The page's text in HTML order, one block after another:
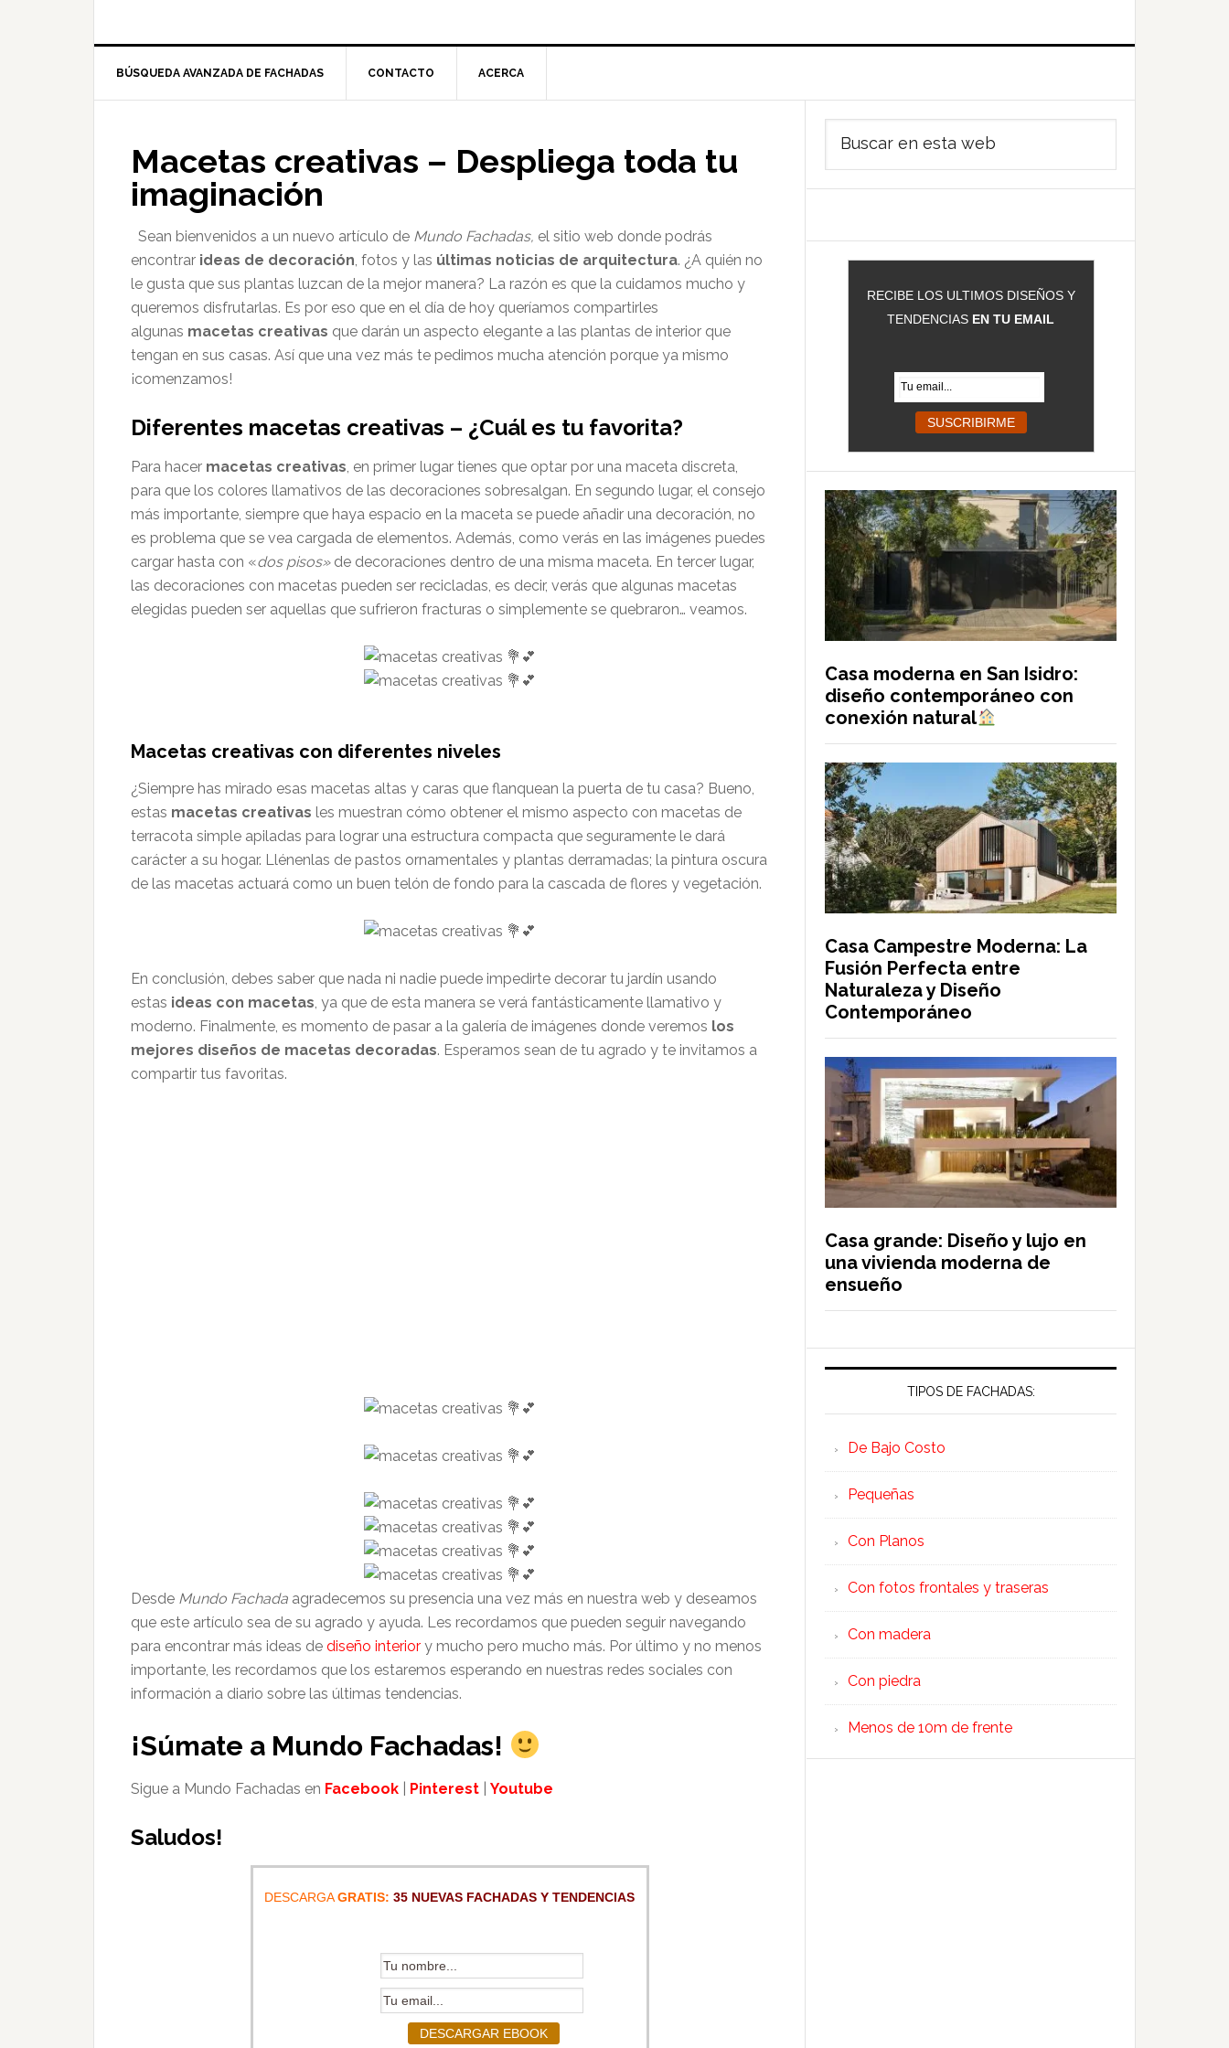
BÚSQUEDA AVANZADA DE FACHADAS CONTACTO ACERCA
Macetas creativas – Despliega toda tu
imaginación
Sean bienvenidos a un nuevo artículo de Mundo Fachadas, el sitio web donde podrás
encontrar ideas de decoración, fotos y las últimas noticias de arquitectura. ¿A quién no
le gusta que sus plantas luzcan de la mejor manera? La razón es que la cuidamos mucho y
queremos disfrutarlas. Es por eso que en el día de hoy queríamos compartirles
algunas macetas creativas que darán un aspecto elegante a las plantas de interior que
tengan en sus casas. Así que una vez más te pedimos mucha atención porque ya mismo
¡comenzamos!
Diferentes macetas creativas – ¿Cuál es tu favorita?
Para hacer macetas creativas, en primer lugar tienes que optar por una maceta discreta,
para que los colores llamativos de las decoraciones sobresalgan. En segundo lugar, el consejo
más importante, siempre que haya espacio en la maceta se puede añadir una decoración, no
es problema que se vea cargada de elementos. Además, como verás en las imágenes puedes
cargar hasta con «dos pisos»de decoraciones dentro de una misma maceta. En tercer lugar,
las decoraciones con macetas pueden ser recicladas, es decir, verás que algunas macetas
elegidas pueden ser aquellas que sufrieron fracturas o simplemente se quebraron… veamos.
Macetas creativas con diferentes niveles
¿Siempre has mirado esas macetas altas y caras que flanquean la puerta de tu casa? Bueno,
estas macetas creativas les muestran cómo obtener el mismo aspecto con macetas de
terracota simple apiladas para lograr una estructura compacta que seguramente le dará
carácter a su hogar. Llénenlas de pastos ornamentales y plantas derramadas; la pintura oscura
de las macetas actuará como un buen telón de fondo para la cascada de flores y vegetación.
En conclusión, debes saber que nada ni nadie puede impedirte decorar tu jardín usando
estas ideas con macetas, ya que de esta manera se verá fantásticamente llamativo y
moderno. Finalmente, es momento de pasar a la galería de imágenes donde veremos los
mejores diseños de macetas decoradas. Esperamos sean de tu agrado y te invitamos a
compartir tus favoritas.
Desde Mundo Fachada agradecemos su presencia una vez más en nuestra web y deseamos
que este artículo sea de su agrado y ayuda. Les recordamos que pueden seguir navegando
para encontrar más ideas de diseño interior y mucho pero mucho más. Por último y no menos
importante, les recordamos que los estaremos esperando en nuestras redes sociales con
información a diario sobre las últimas tendencias.
¡Súmate a Mundo Fachadas!
Sigue a Mundo Fachadas en Facebook Pinterest Youtube
Saludos!
DESCARGAGRATIS: 35 NUEVAS FACHADAS Y TENDENCIAS
Barra
lateral
principal
RECIBE LOS ULTIMOS DISEÑOS Y
TENDENCIAS EN TU EMAIL
Casa moderna en San Isidro:
diseño contemporáneo con
conexión natural
Casa Campestre Moderna: La
Fusión Perfecta entre
Naturaleza y Diseño
Contemporáneo
Casa grande: Diseño y lujo en
una vivienda moderna de
ensueño
TIPOS DE FACHADAS:
De Bajo Costo
Pequeñas
Con Planos
Con fotos frontales y traseras
Con madera
Con piedra
Menos de 10m de frente